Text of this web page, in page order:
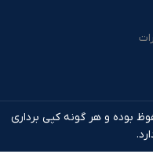
بوده و هر گونه کپی برداری